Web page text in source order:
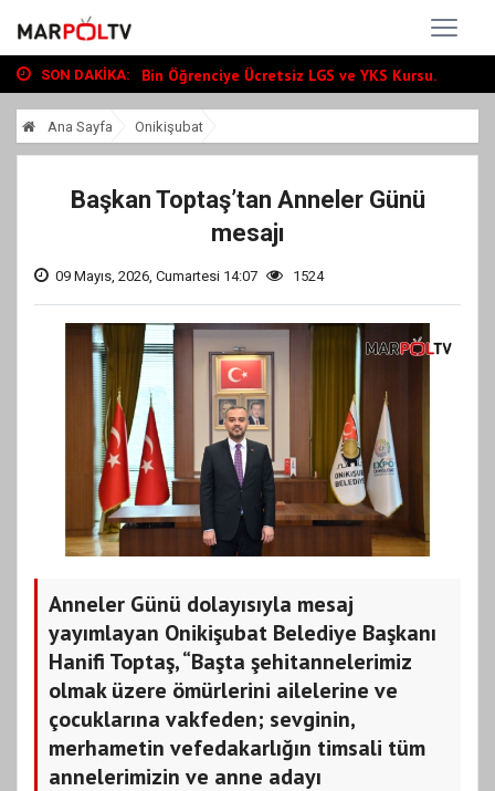
SON DAKIKA:
Bin Öğrenciye Ücretsiz LGS ve YKS Kursu...
“Tour Of Kahramanmaraş” Uluslararası Yol...
Ana Sayfa Onikişubat
Başkan Toptaş’tan Anneler Günü
mesajı
09 Mayıs, 2026, Cumartesi 14:07 1524
Anneler Günü dolayısıyla mesaj
yayımlayan Onikişubat Belediye Başkanı
Hanifi Toptaş, “Başta şehitannelerimiz
olmak üzere ömürlerini ailelerine ve
çocuklarına vakfeden; sevginin,
merhametin vefedakarlığın timsali tüm
annelerimizin ve anne adayı